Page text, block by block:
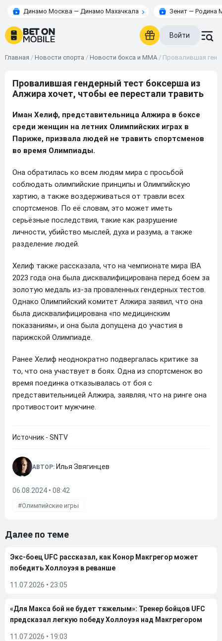
Динамо Москва — Динамо Махачкала Зенит — Родина
Войти
Главная / Новости спорта / Новости бокса и ММА / Провалившая
Провалившая гендерный тест боксерша из
Алжира хочет, чтобы ее перестали травить
Иман Хелиф, представительница Алжира в боксе
среди женщин на летних Олимпийских играх в
Париже, призвала людей не травить спортсменов
во время Олимпиады.
Она обратилась ко всем людям мира с просьбой
соблюдать олимпийские принципы и Олимпийскую
хартию, а также воздерживаться от травли всех
спортсменов. По её словам, это может иметь
серьёзные последствия, такие как разрушение
личности, убийство мыслей, духа и разума, а также
разделение людей.
Хелиф также рассказала, что на чемпионате мира IBA
2023 года она была дисквалифицирована перед боем за
золотую медаль из-за проваленных гендерных тестов.
Однако Олимпийский комитет Алжира заявил, что она
была дисквалифицирована «по медицинским
показаниям», и она была допущена до участия в
парижской Олимпиаде.
Ранее Хелиф неоднократно подвергалась критике за
то, что она участвует в боях. Одна из спортсменок во
время поединка отказывалась от боя с
представительницей Алжира, заявляя, что на ринге она
противостоит мужчине.
Источник - SNTV
АВТОР: Илья Звягинцев
06.08.2024 • 08:42
Олимпийские игры
Далее по теме
Экс-боец UFC рассказал, как Конор Макгрегор может
победить Холлоуэя в реванше
11.07.2026 • 23:05
«Для Макса бой не будет тяжелым»: Тренер бойцов UFC
предсказал легкую победу Холлоуэя над Макгрегором
11.07.2026 • 19:03